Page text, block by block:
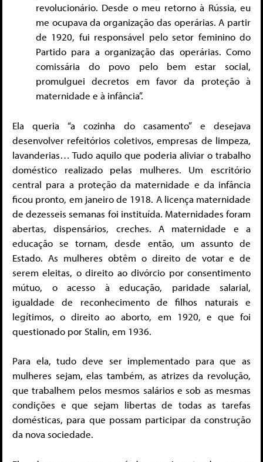
revolucionário. Desde o meu retorno à Rússia, eu
me ocupava da organização das operárias. A partir
de 1920, fui responsável pelo setor feminino do
Partido para a organização das operárias. Como
comissária do povo pelo bem estar social,
promulguei decretos em favor da proteção à
maternidade e à infância”.
Ela queria “a cozinha do casamento” e desejava
desenvolver refeitórios coletivos, empresas de limpeza,
lavanderias… Tudo aquilo que poderia aliviar o trabalho
doméstico realizado pelas mulheres. Um escritório
central para a proteção da maternidade e da infância
ficou pronto, em janeiro de 1918. A licença maternidade
de dezesseis semanas foi instituída. Maternidades foram
abertas, dispensários, creches. A maternidade e a
educação se tornam, desde então, um assunto de
Estado. As mulheres obtêm o direito de votar e de
serem eleitas, o direito ao divórcio por consentimento
mútuo, o acesso à educação, paridade salarial,
igualdade de reconhecimento de filhos naturais e
legítimos, o direito ao aborto, em 1920, e que foi
questionado por Stalin, em 1936.
Para ela, tudo deve ser implementado para que as
mulheres sejam, elas também, as atrizes da revolução,
que trabalhem pelos mesmos salários e sob as mesmas
condições e que sejam libertas de todas as tarefas
domésticas, para que possam participar da construção
da nova sociedade.